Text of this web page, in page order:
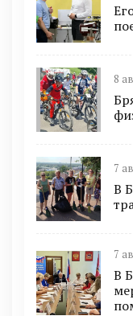
8
7
В
7
В